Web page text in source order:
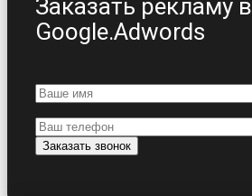
Заказать рекламу в
Google.Adwords